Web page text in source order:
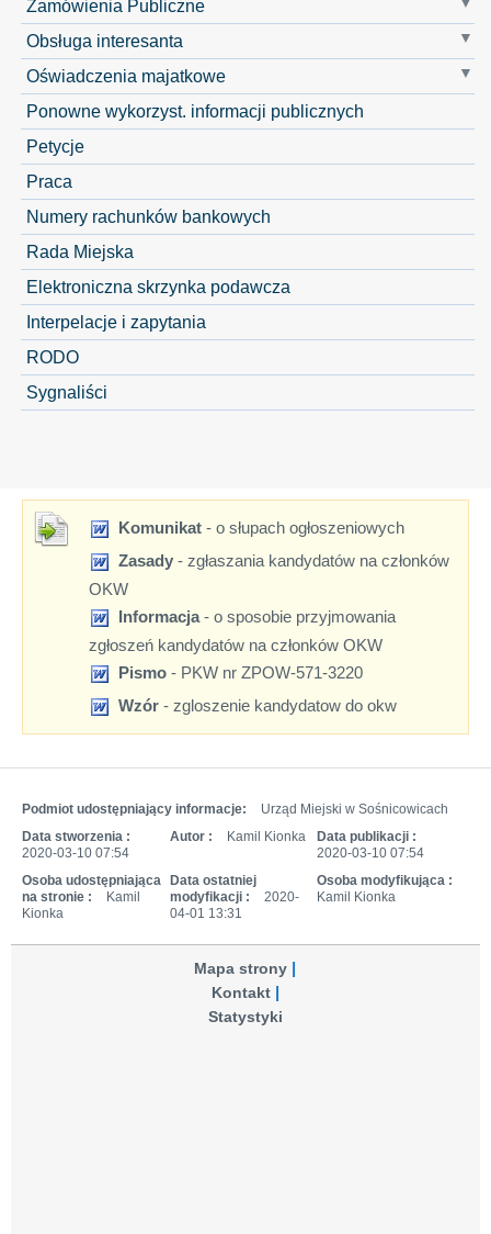
Zamówienia Publiczne
Obsługa interesanta
Oświadczenia majatkowe
Ponowne wykorzyst. informacji publicznych
Petycje
Praca
Numery rachunków bankowych
Rada Miejska
Elektroniczna skrzynka podawcza
Interpelacje i zapytania
RODO
Sygnaliści
Komunikat - o słupach ogłoszeniowych
Zasady - zgłaszania kandydatów na członków
OKW
Informacja - o sposobie przyjmowania
zgłoszeń kandydatów na członków OKW
Pismo - PKW nr ZPOW-571-3220
Wzór - zgloszenie kandydatow do okw
Podmiot udostępniający informacje:
Urząd Miejski w Sośnicowicach
Data stworzenia :
2020-03-10 07:54
Autor : Kamil Kionka
Data publikacji :
2020-03-10 07:54
Osoba udostępniająca
na stronie :
Kamil
Kionka
Data ostatniej
modyfikacji :
2020-
04-01 13:31
Osoba modyfikująca :
Kamil Kionka
Mapa strony
Kontakt
Statystyki